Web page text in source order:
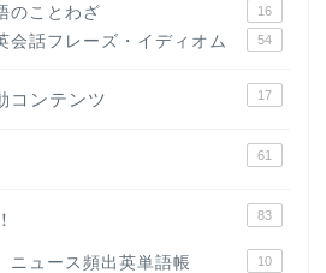
のことわざ 16
会話フレーズ・イディオム 54
コンテンツ 17
61
83
ニュース頻出英単語帳 10